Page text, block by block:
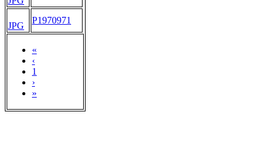
«
‹
1
›
»
JPG
P1970971